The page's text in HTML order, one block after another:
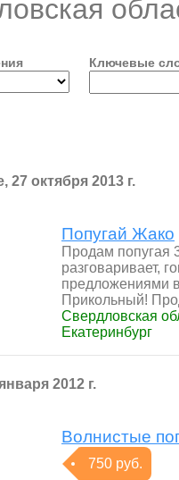
Ключевые
27 октября 2013 г.
Попугай Жако
Продам попугая
разговаривает,
предложениями
Прикольный!
Свердловская
Екатеринбург
2012 г.
Волнистые
750 руб.